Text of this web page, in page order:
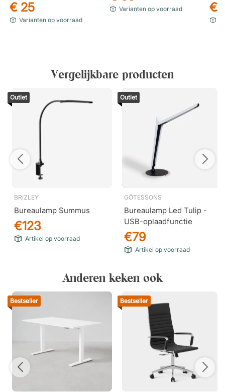
€ 25
Varianten op voorraad
Varianten op voorraad €
Vergelijkbare producten
Outlet
BRIZLEY
Bureaulamp Summus
€123
Artikel op voorraad
Outlet
GÖTESSONS
Bureaulamp Led Tulip -
USB-oplaadfunctie
€79
Artikel op voorraad
Anderen keken ook
Bestseller Bestseller